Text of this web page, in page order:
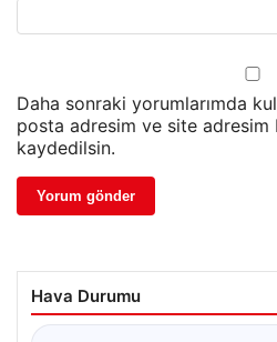
Daha sonraki yorumlarımda
posta adresim ve site adresim
kaydedilsin.
Hava Durumu